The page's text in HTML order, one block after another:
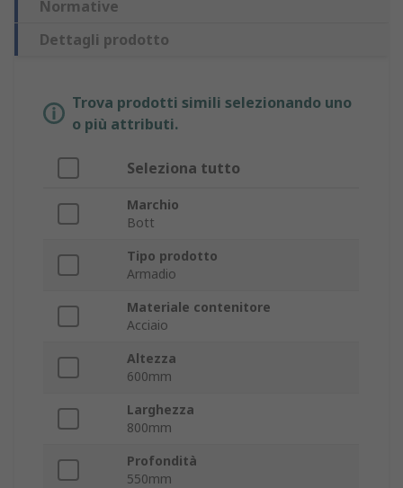
Normative
Dettagli prodotto
Trova prodotti simili selezionando uno
o più attributi.
Seleziona tutto
Marchio
Bott
Tipo prodotto
Armadio
Materiale contenitore
Acciaio
Altezza
600mm
Larghezza
800mm
Profondità
550mm